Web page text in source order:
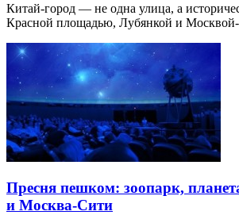
Китай-город — не одна улица, а
Красной площадью, Лубянкой и Москвой-
Пресня пешком: зоопарк,
и Москва-Сити